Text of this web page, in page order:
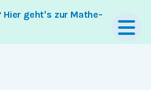
Hier geht's zur Mathe-